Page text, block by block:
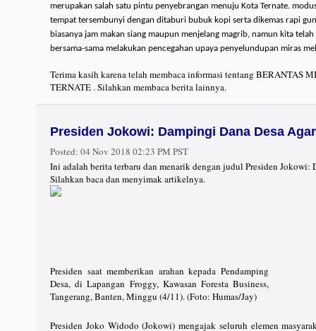
merupakan salah satu pintu penyebrangan menuju Kota Ternate.
tempat tersembunyi dengan ditaburi bubuk kopi serta dikemas rapi
biasanya jam makan siang maupun menjelang magrib, namun kita
bersama-sama melakukan pencegahan upaya penyelundupan miras
Terima kasih karena telah membaca informasi tentang
TERNATE . Silahkan membaca berita lainnya.
Presiden Jokowi: Dampingi Dana Desa
Posted: 04 Nov 2018 02:23 PM PST
Ini adalah berita terbaru dan menarik dengan judul Presiden Jokowi:
Silahkan baca dan menyimak artikelnya.
Presiden saat memberikan arahan kepada Pendamping
Desa, di Lapangan Froggy, Kawasan Foresta Business,
Tangerang, Banten, Minggu (4/11). (Foto: Humas/Jay)
Presiden Joko Widodo (Jokowi) mengajak seluruh elemen